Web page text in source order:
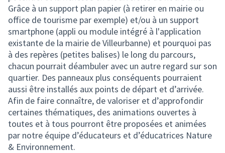
Grâce à un support plan papier (à retirer en mairie ou
office de tourisme par exemple) et/ou à un support
smartphone (appli ou module intégré à l'application
existante de la mairie de Villeurbanne) et pourquoi pas
à des repères (petites balises) le long du parcours,
chacun pourrait déambuler avec un autre regard sur son
quartier. Des panneaux plus conséquents pourraient
aussi être installés aux points de départ et d’arrivée.
Afin de faire connaître, de valoriser et d’approfondir
certaines thématiques, des animations ouvertes à
toutes et à tous pourront être proposées et animées
par notre équipe d’éducateurs et d’éducatrices Nature
& Environnement.